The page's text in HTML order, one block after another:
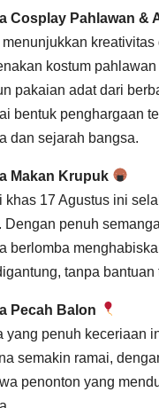
Cosplay Pahlawan &
kreativitas
kostum pahlawan
pakaian adat dari
bentuk penghargaan
dan sejarah bangsa.
Makan Krupuk
khas 17 Agustus ini
Dengan penuh
berlomba
tanpa bantuan
Pecah Balon
yang penuh keceriaan
semakin ramai,
penonton yang